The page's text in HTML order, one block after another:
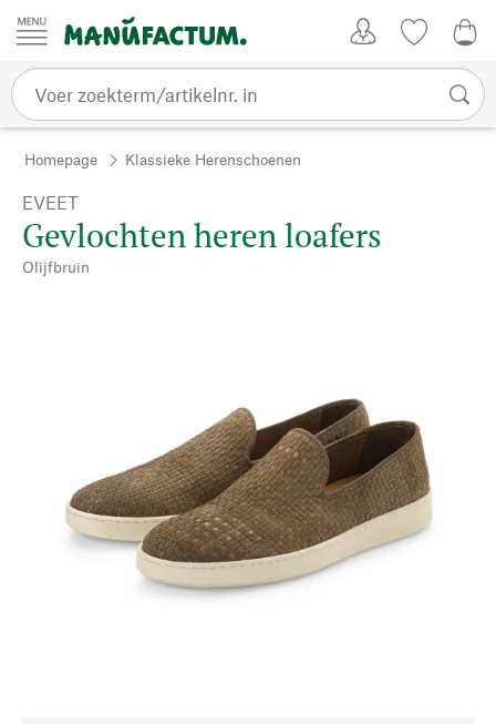
Passer au contenu
Homepage Klassieke Herenschoenen
EVEET
Gevlochten heren loafers
Olijfbruin